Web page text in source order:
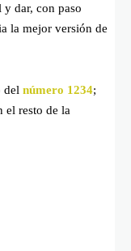
y dar, con paso
la mejor versión de
del número 1234;
el resto de la